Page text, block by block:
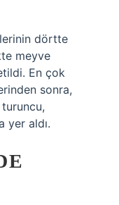
dörtte
meyve
En çok
sonra,
yer aldı.